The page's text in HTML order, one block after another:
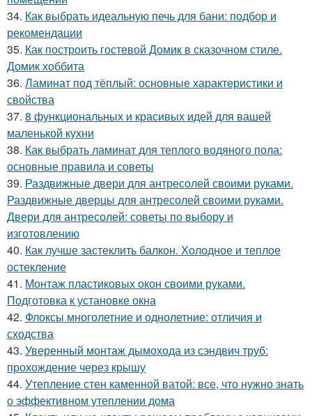
34. Как выбрать идеальную печь для бани: подбор и
рекомендации
35. Как построить гостевой Домик в сказочном стиле.
Домик хоббита
36. Ламинат под тёплый: основные характеристики и
свойства
37. 8 функциональных и красивых идей для вашей
маленькой кухни
38. Как выбрать ламинат для теплого водяного пола:
основные правила и советы
39. Раздвижные двери для антресолей своими руками.
Раздвижные дверцы для антресолей своими руками.
Двери для антресолей: советы по выбору и
изготовлению
40. Как лучше застеклить балкон. Холодное и теплое
остекление
41. Монтаж пластиковых окон своими руками.
Подготовка к установке окна
42. Флоксы многолетние и однолетние: отличия и
сходства
43. Уверенный монтаж дымохода из сэндвич труб:
прохождение через крышу
44. Утепление стен каменной ватой: все, что нужно знать
о эффективном утеплении дома